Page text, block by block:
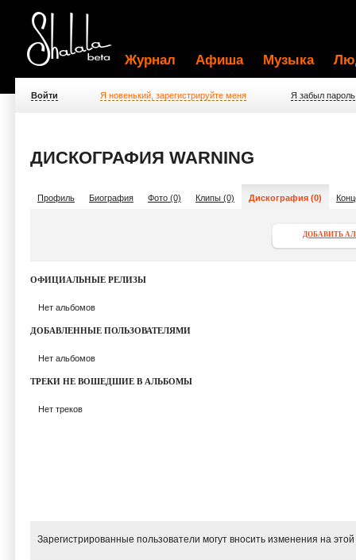
Журнал Афиша Музыка
Войти Я новенький, зарегистрируйте меня Я забыл пароль
ДИСКОГРАФИЯ WARNING
Профиль Биография Фото (0) Клипы (0) Дискография (0)
ДОБАВИТЬ
ОФИЦИАЛЬНЫЕ РЕЛИЗЫ
Нет альбомов
ДОБАВЛЕННЫЕ ПОЛЬЗОВАТЕЛЯМИ
Нет альбомов
ТРЕКИ НЕ ВОШЕДШИЕ В АЛЬБОМЫ
Нет треков
Зарегистрированные пользователи могут вносить изменения на